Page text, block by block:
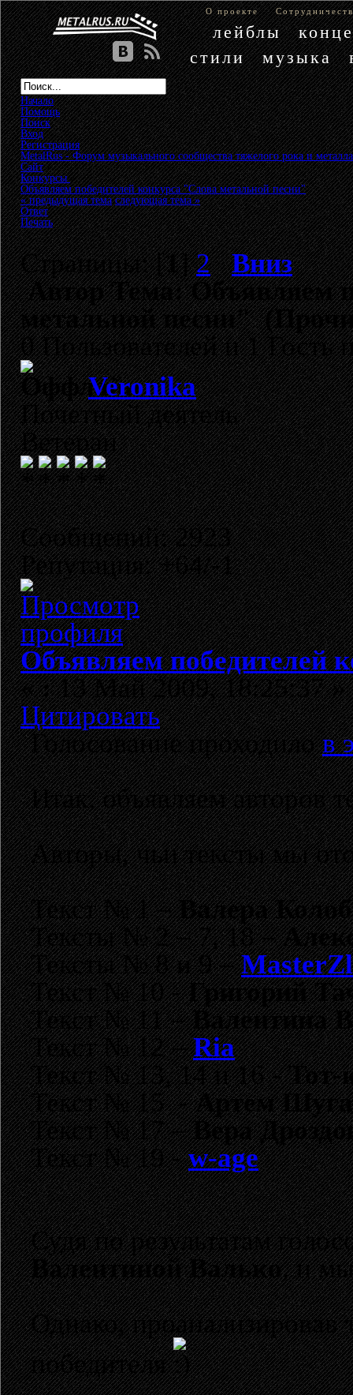
О проекте
лейблы
стили
музыка
Начало
Помощь
Поиск
Вход
Регистрация
MetalRus - Форум музыкального сообщества тяжелого рока и металла
Сайт»
Конкурсы»
Объявляем победителей конкурса "Слова метальной песни"
« предыдущая тема следующая тема »
Ответ
Печать
Страницы: [1]2
Вниз
АвторТема: Объявляем
метальной песни"
0 Пользователей и 1 Гость
Veronika
Почетный деятель
Ветеран
Сообщений: 2923
Репутация: +64/-1
Объявляем победителей
«:13 Май 2009, 18:25:37 »
Цитировать
Голосование проходилов
Итак, объявляем авторов
Авторы, чьи тексты мы
Текст № 1 –Валера
Тексты № 2 – 7, 18 –
Тексты № 8 и 9 –
Текст № 10 -Григорий
Текст № 11 –Валентина
Текст № 12 –Ria
Текст № 13, 14 и 16 -Тот-
Текст № 15 -Артем
Текст № 17 –Вера
Текст № 19 -w-age
Судя по результатам
Валентиной Валько, и
Однако,
победителя